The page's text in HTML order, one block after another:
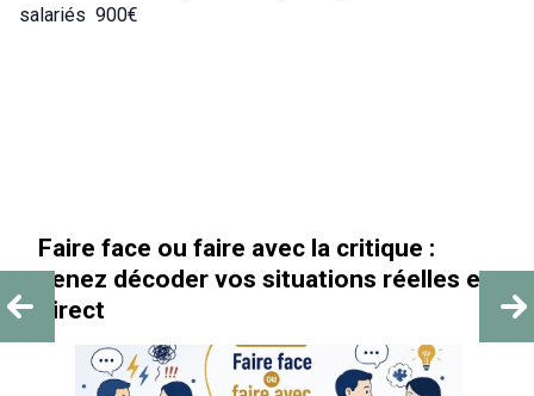
salariés 900€
Faire face ou faire avec la critique :
venez décoder vos situations réelles en
direct